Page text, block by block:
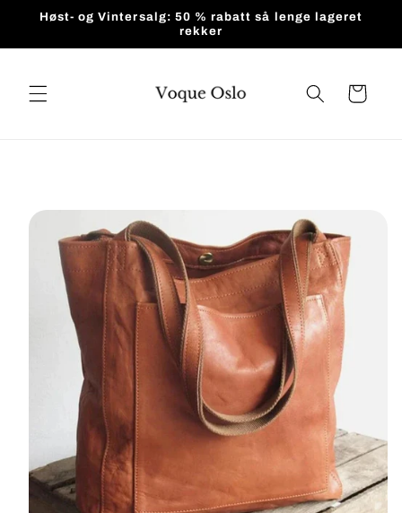
Høst- og Vintersalg: 50 % rabatt så lenge lageret
rekker
Handlekurv